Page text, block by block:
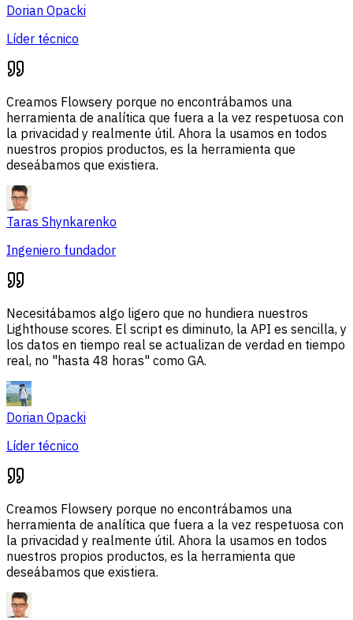
Dorian Opacki
Líder técnico
Creamos Flowsery porque no encontrábamos una
herramienta de analítica que fuera a la vez respetuosa con
la privacidad y realmente útil. Ahora la usamos en todos
nuestros propios productos, es la herramienta que
deseábamos que existiera.
Taras Shynkarenko
Ingeniero fundador
Necesitábamos algo ligero que no hundiera nuestros
Lighthouse scores. El script es diminuto, la API es sencilla, y
los datos en tiempo real se actualizan de verdad en tiempo
real, no "hasta 48 horas" como GA.
Dorian Opacki
Líder técnico
Creamos Flowsery porque no encontrábamos una
herramienta de analítica que fuera a la vez respetuosa con
la privacidad y realmente útil. Ahora la usamos en todos
nuestros propios productos, es la herramienta que
deseábamos que existiera.